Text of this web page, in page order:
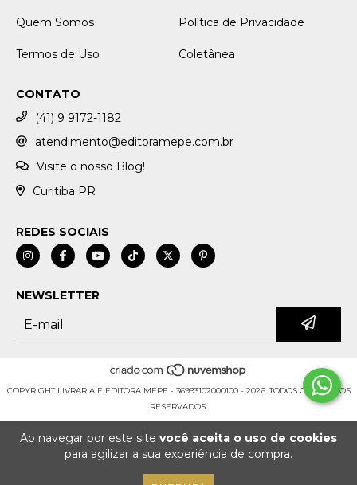
Ao navegar por este site você aceita o uso de cookies
para agilizar a sua experiência de compra.
Quem Somos Política de Privacidade
Termos de Uso Coletânea
CONTATO
(41) 9 9172-1182
atendimento@editoramepe.com.br
Visite o nosso Blog!
Curitiba PR
REDES SOCIAIS
NEWSLETTER
COPYRIGHT LIVRARIA E EDITORA MEPE - 36993102000100 - 2026. TODOS OS DIREITOS
RESERVADOS.